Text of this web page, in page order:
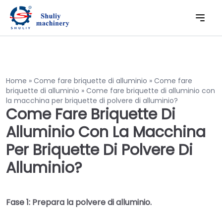
Home » Come fare briquette di alluminio » Come fare
briquette di alluminio » Come fare briquette di alluminio con
la macchina per briquette di polvere di alluminio?
Come Fare Briquette Di
Alluminio Con La Macchina
Per Briquette Di Polvere Di
Alluminio?
Fase 1: Prepara la polvere di alluminio.